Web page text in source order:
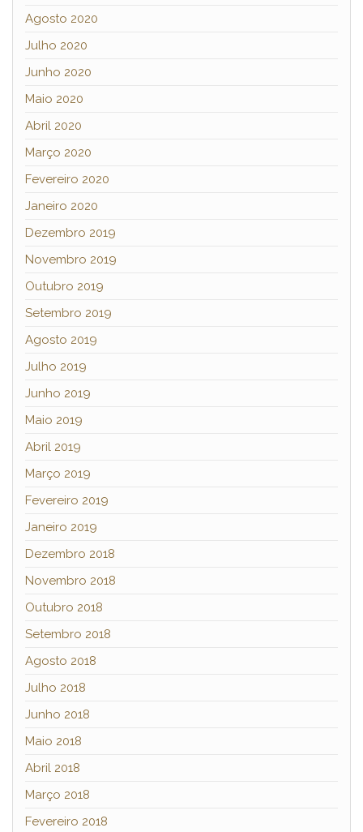
Agosto 2020
Julho 2020
Junho 2020
Maio 2020
Abril 2020
Março 2020
Fevereiro 2020
Janeiro 2020
Dezembro 2019
Novembro 2019
Outubro 2019
Setembro 2019
Agosto 2019
Julho 2019
Junho 2019
Maio 2019
Abril 2019
Março 2019
Fevereiro 2019
Janeiro 2019
Dezembro 2018
Novembro 2018
Outubro 2018
Setembro 2018
Agosto 2018
Julho 2018
Junho 2018
Maio 2018
Abril 2018
Março 2018
Fevereiro 2018